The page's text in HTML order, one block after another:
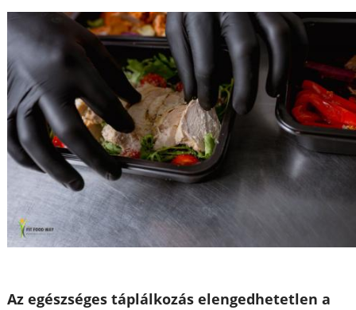
Az egészséges táplálkozás elengedhetetlen a